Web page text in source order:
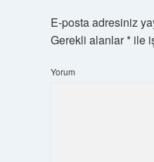
E-posta adresiniz
Gerekli alanlar*ile
Yorum